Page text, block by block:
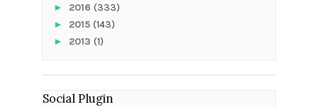
► 2016 (333)
► 2015 (143)
► 2013 (1)
Social Plugin